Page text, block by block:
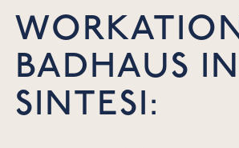
BADHAUS IN
SINTESI: